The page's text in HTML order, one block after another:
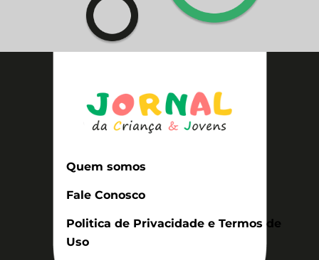
Quem somos
Fale Conosco
Politica de Privacidade e Termos de
Uso